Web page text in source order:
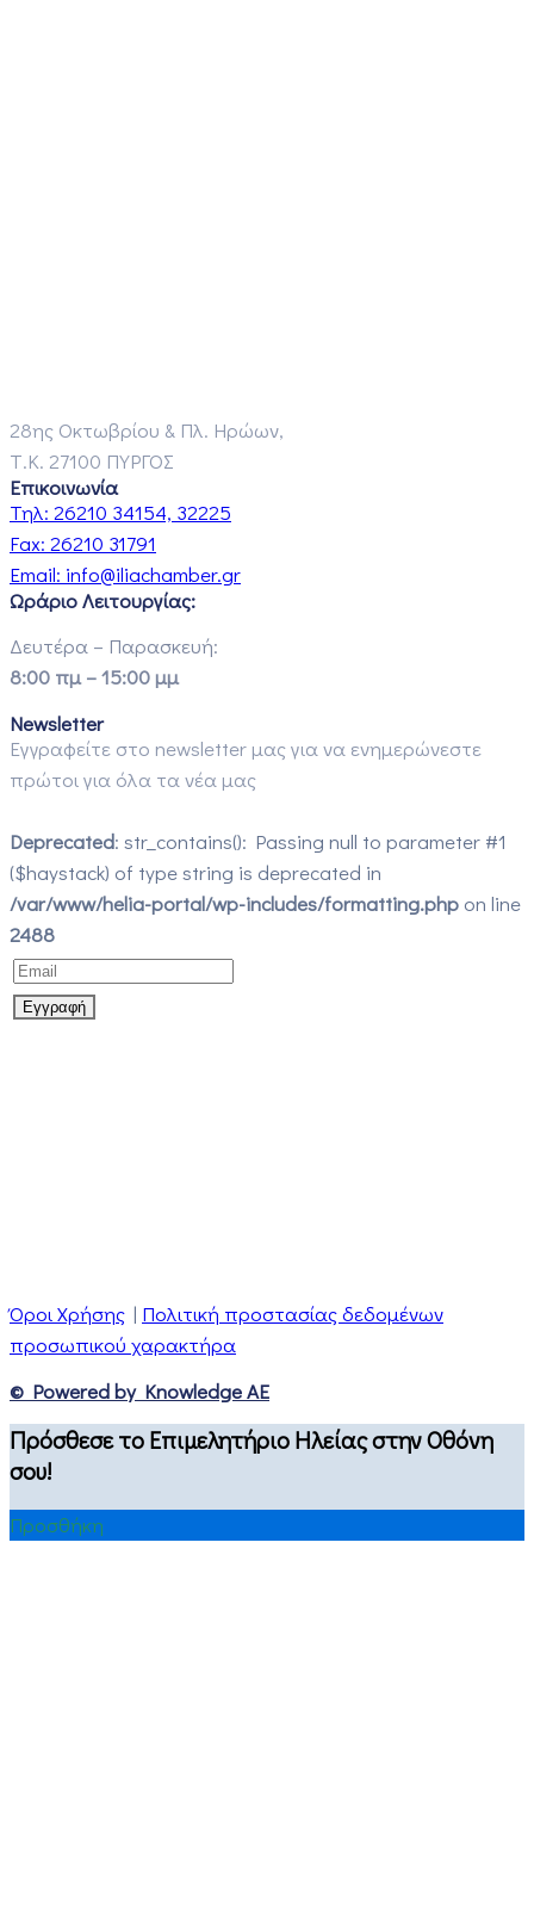
28ης Οκτωβρίου & Πλ. Ηρώων,
Τ.Κ. 27100 ΠΥΡΓΟΣ
Επικοινωνία
Τηλ: 26210 34154, 32225
Fax: 26210 31791
Email: info@iliachamber.gr
Ωράριο Λειτουργίας:
Δευτέρα – Παρασκευή:
8:00 πμ – 15:00 μμ
Newsletter
Εγγραφείτε στο newsletter μας για να ενημερώνεστε
πρώτοι για όλα τα νέα μας
Deprecated: str_contains(): Passing null to parameter #1
($haystack) of type string is deprecated in
/var/www/helia-portal/wp-includes/formatting.php on line
2488
Όροι Χρήσης | Πολιτική προστασίας δεδομένων
προσωπικού χαρακτήρα
© Powered by Knowledge AE
Πρόσθεσε το Επιμελητήριο Ηλείας στην Οθόνη
σου!
Προσθήκη